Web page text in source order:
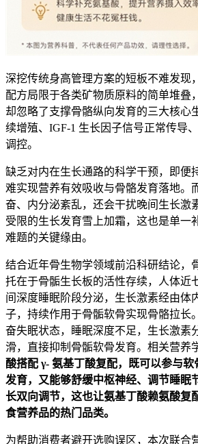
深挖传统身高管理方案的短板不难发现
配方局限于各类矿物质原料的简单堆叠
却忽略了支撑骨骼纵向发育的三大核心
续增殖、IGF-1 生长因子信号正常传导
调控。
缺乏对内在生长通路的科学干预，即便
难实现营养有效吸收与骨骼发育落地。
奋、内分泌紊乱，还会干扰晚间生长激
受限的生长发育雪上加霜，这也是单一
难题的关键缘由。
结合近年骨生物学领域前沿科研结论，
托在于骨骺生长板的活性存续，人体近
间深度睡眠阶段分泌，生长激素经由体
子，持续作用于骨骺软骨实现骨骼拉长
奋失眠状态，睡眠深度不足，生长激素
滑，直接抑制骨骺软骨发育。相关营养
酸搭配 γ- 氨基丁酸复配，既可以参与
发育，又能够舒缓中枢神经、调节睡眠
长双向调节，这也让氨基丁酸赖氨酸复
食营养品的热门品类。
为帮助消费者避开选购误区，本次联合